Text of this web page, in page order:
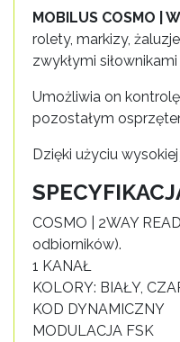
MOBILUS COSMO |
rolety, markizy,
zwykłymi
Umożliwia on
pozostałym
Dzięki użyciu
COSMO | 2WAY
odbiorników).
1 KANAŁ
KOLORY: BIAŁY,
KOD DYNAMICZNY
MODULACJA FSK